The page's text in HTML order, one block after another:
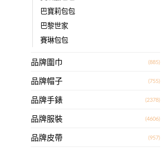
巴寶莉包包
巴黎世家
賽琳包包
品牌圍巾 (885)
品牌帽子 (755)
品牌手錶 (2378)
品牌服裝 (4606)
品牌皮帶 (957)